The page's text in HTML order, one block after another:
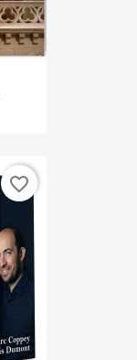
favorite_border